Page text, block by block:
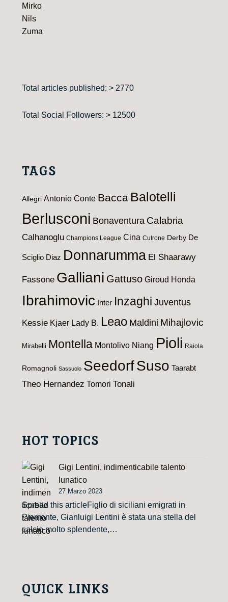
Mirko
Nils
Zuma
Total articles published: > 2770
Total Social Followers: > 12500
TAGS
Allegri Antonio Conte Bacca Balotelli
Berlusconi Bonaventura Calabria
Calhanoglu Champions League Cina Cutrone Derby De
Sciglio Diaz Donnarumma El Shaarawy
Fassone Galliani Gattuso Giroud Honda
Ibrahimovic Inter Inzaghi Juventus
Kessie Kjaer Lady B. Leao Maldini Mihajlovic
Mirabelli Montella Montolivo Niang Pioli Raiola
Romagnoli Sassuolo SeedorfSuso Taarabt
Theo Hernandez Tomori Tonali
HOT TOPICS
Gigi Lentini, indimenticabile talento
lunatico
27 Marzo 2023
Spread this articleFiglio di siciliani emigrati in
Piemonte, Gianluigi Lentini è stata una stella del
calcio molto splendente,…
QUICK LINKS